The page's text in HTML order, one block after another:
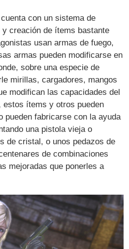
con un sistema de
creación de ítems bastante
usan armas de fuego,
armas pueden modificarse en
sobre una especie de
mirillas, cargadores, mangos
modifican las capacidades del
estos ítems y otros pueden
pueden fabricarse con la ayuda
una pistola vieja o
de cristal, o unos pedazos de
de combinaciones
mejoradas que ponerles a